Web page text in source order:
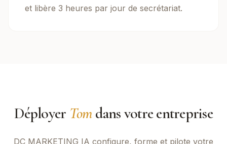
et libère 3 heures par jour de secrétariat.
Déployer Tomdans votre entreprise
DC MARKETING IA configure, forme et pilote votre